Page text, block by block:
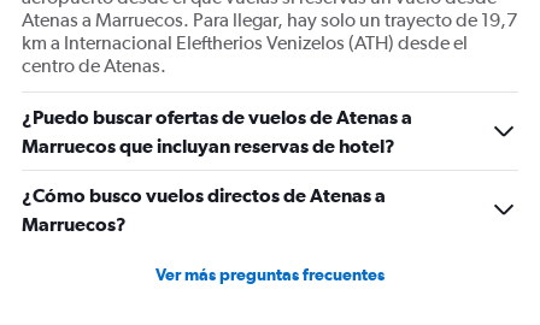
Range:
0
to
600.
Atenas a Marruecos. Para llegar, hay solo un trayecto de 19,7
km a Internacional Eleftherios Venizelos (ATH) desde el
centro de Atenas.
¿Puedo buscar ofertas de vuelos de Atenas a
Marruecos que incluyan reservas de hotel?
¿Cómo busco vuelos directos de Atenas a
Marruecos?
Ver más preguntas frecuentes